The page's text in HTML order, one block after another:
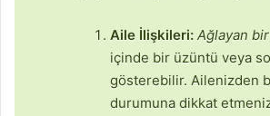
Aile İlişkileri: Ağlayan
içinde bir üzüntü veya
gösterebilir. Ailenizden
durumuna dikkat